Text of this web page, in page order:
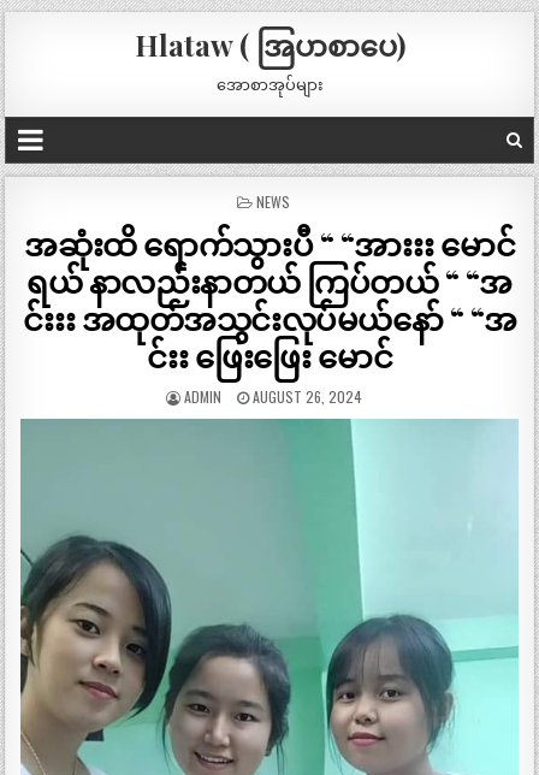
Hlataw ( အြပာစာပေ)
အောစာအုပ်များ
POSTED
NEWS
အဆုံးထိ ရောက်သွားပီ “ “အားးး မောင်
ရယ် နာလည်းနာတယ် ကြပ်တယ် “ “အ
င်းးး အထုတ်အသွင်းလုပ်မယ်နော် “ “အ
င်းး ဖြေးဖြေး မောင်
ADMIN AUGUST 26, 2024